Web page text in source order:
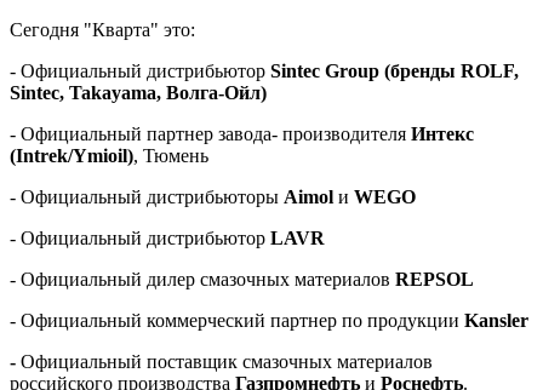
Сегодня "Кварта" это:
- Официальный дистрибьютор Sintec Group (бренды ROLF,
Sintec, Takayama, Волга-Ойл)
- Официальный партнер завода- производителя Интекс
(Intrek/Ymioil), Тюмень
- Официальный дистрибьюторы Aimol и WEGO
- Официальный дистрибьютор LAVR
- Официальный дилер смазочных материалов REPSOL
- Официальный коммерческий партнер по продукции Kansler
- Официальный поставщик смазочных материалов
российского производства Газпромнефть и Роснефть.